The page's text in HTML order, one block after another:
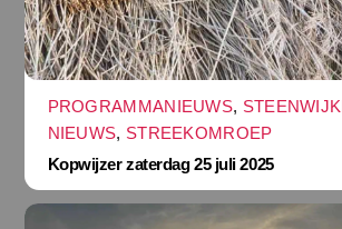
PROGRAMMANIEUWS,
NIEUWS, STREEKOMROEP
Kopwijzer zaterdag 25 juli 2025